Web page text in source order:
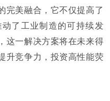
完美融合，它不仅提高了
了工业制造的可持续发
这一解决方案将在未来得
升竞争力，投资高性能荧